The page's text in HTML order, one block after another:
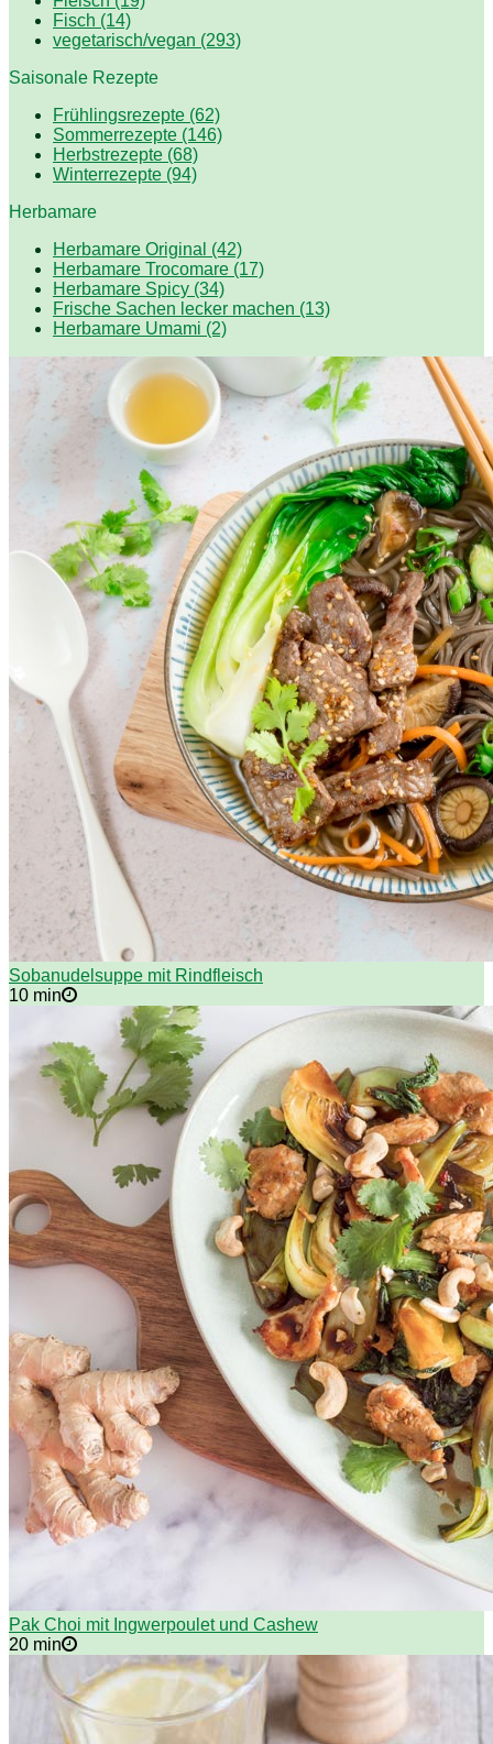
Fisch (14)
vegetarisch/vegan (293)
Saisonale Rezepte
Frühlingsrezepte (62)
Sommerrezepte (146)
Herbstrezepte (68)
Winterrezepte (94)
Herbamare
Herbamare Original (42)
Herbamare Trocomare (17)
Herbamare Spicy (34)
Frische Sachen lecker machen (13)
Herbamare Umami (2)
Sobanudelsuppe mit Rindfleisch
10 min
Pak Choi mit Ingwerpoulet und Cashew
20 min